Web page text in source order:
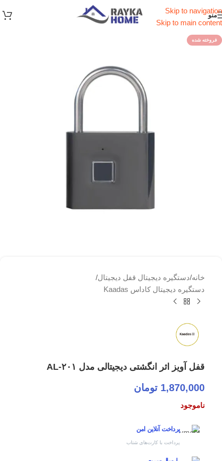
Skip to navigation
Skip to main content
منو
فروخته شده
خانه/دستگیره دیجیتال قفل دیجیتال/
دستگیره دیجیتال کاداس Kaadas
قفل آویز اثر انگشتی دیجیتالی مدل AL-۲۰۱
1,870,000 تومان
ناموجود
پرداخت آنلاین امن
پرداخت با کارت‌های شتاب